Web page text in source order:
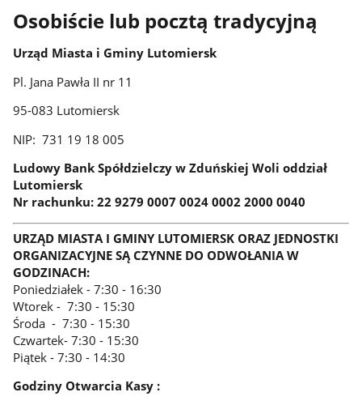
Osobiście lub pocztą tradycyjną
Urząd Miasta i Gminy Lutomiersk
Pl. Jana Pawła II nr 11
95-083 Lutomiersk
NIP: 731 19 18 005
Ludowy Bank Spółdzielczy w Zduńskiej Woli oddział
Lutomiersk
Nr rachunku: 22 9279 0007 0024 0002 2000 0040
URZĄD MIASTA I GMINY LUTOMIERSK ORAZ JEDNOSTKI
ORGANIZACYJNE SĄ CZYNNE DO ODWOŁANIA W
GODZINACH:
Poniedziałek - 7:30 - 16:30
Wtorek - 7:30 - 15:30
Środa - 7:30 - 15:30
Czwartek- 7:30 - 15:30
Piątek - 7:30 - 14:30
Godziny Otwarcia Kasy :